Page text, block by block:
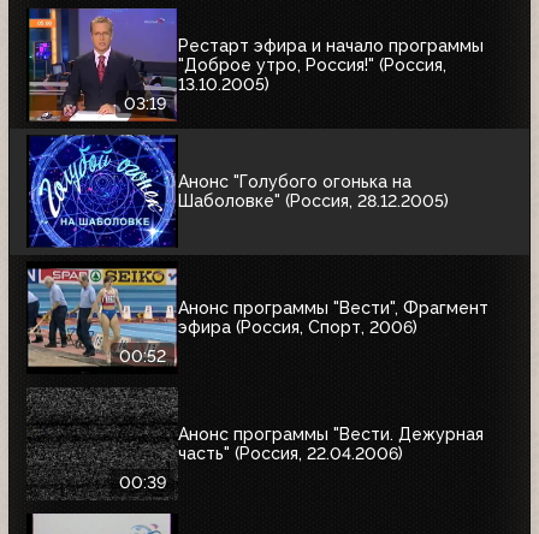
03:19
Рестарт эфира и начало программы
"Доброе утро, Россия!" (Россия,
13.10.2005)
Анонс "Голубого огонька на
Шаболовке" (Россия, 28.12.2005)
00:52
Анонс программы "Вести", Фрагмент
эфира (Россия, Спорт, 2006)
00:39
Анонс программы "Вести. Дежурная
часть" (Россия, 22.04.2006)